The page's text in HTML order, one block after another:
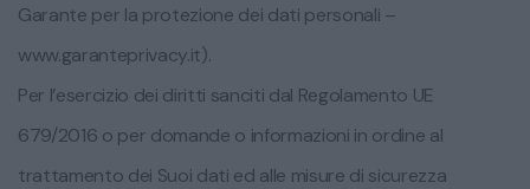
Garante per la protezione dei dati personali –
www.garanteprivacy.it).
Per l’esercizio dei diritti sanciti dal Regolamento UE
679/2016 o per domande o informazioni in ordine al
trattamento dei Suoi dati ed alle misure di sicurezza